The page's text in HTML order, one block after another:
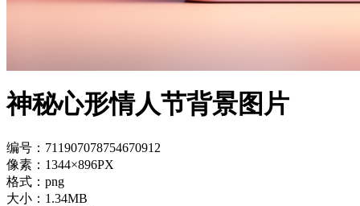
神秘心形情人节背景图片
编号：711907078754670912
像素：1344×896PX
格式：png
大小：1.34MB